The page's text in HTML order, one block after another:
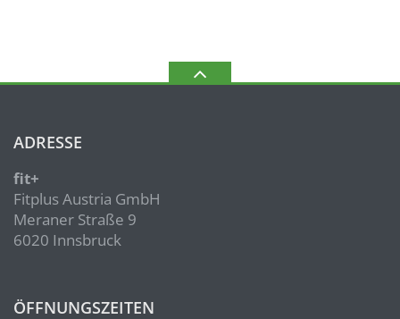
ADRESSE
fit+
Fitplus Austria GmbH
Meraner Straße 9
6020 Innsbruck
ÖFFNUNGSZEITEN